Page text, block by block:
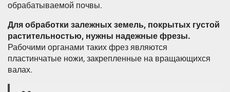
обрабатываемой почвы.
Для обработки залежных земель, покрытых густой
растительностью, нужны надежные фрезы.
Рабочими органами таких фрез являются
пластинчатые ножи, закрепленные на вращающихся
валах.